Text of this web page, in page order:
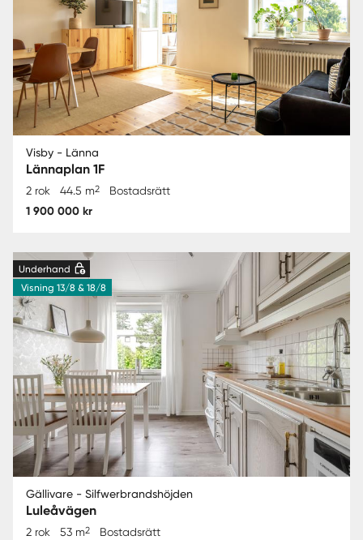
Visby - Länna
Lännaplan 1F
2 rok 44.5 m2 Bostadsrätt
1 900 000 kr
Underhand
Visning 13/8 & 18/8
Gällivare - Silfwerbrandshöjden
Luleåvägen
2 rok 53 m2 Bostadsrätt